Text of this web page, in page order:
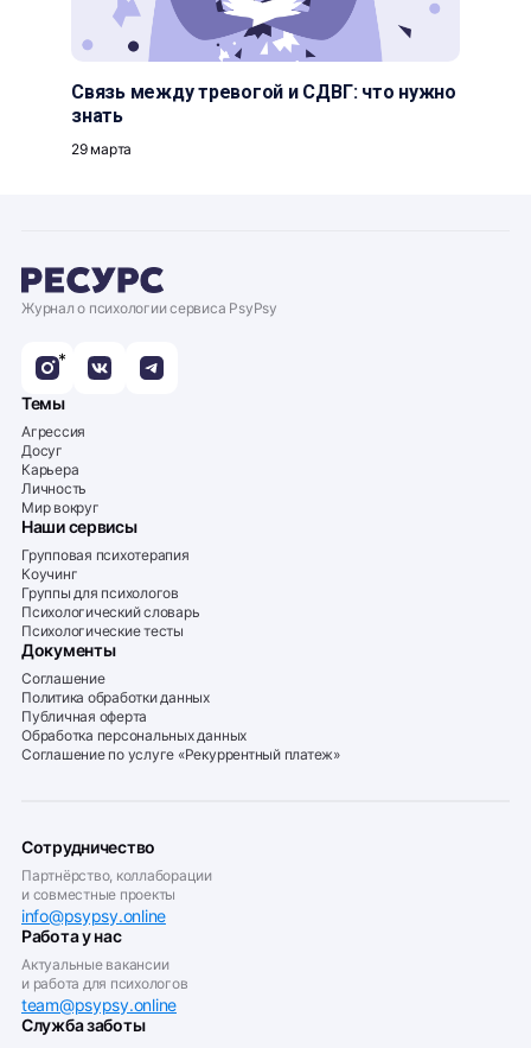
Связь между тревогой и СДВГ: что нужно
знать
29 марта
Журнал о психологии сервиса PsyPsy
*
Темы
Агрессия
Досуг
Карьера
Личность
Мир вокруг
Наши сервисы
Групповая психотерапия
Коучинг
Группы для психологов
Психологический словарь
Психологические тесты
Документы
Соглашение
Политика обработки данных
Публичная оферта
Обработка персональных данных
Соглашение по услуге «Рекуррентный платеж»
Сотрудничество
Партнёрство, коллаборации
и совместные проекты
info@psypsy.online
Работа у нас
Актуальные вакансии
и работа для психологов
team@psypsy.online
Служба заботы